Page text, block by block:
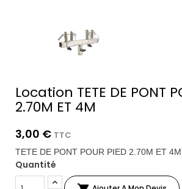
Location TETE DE PONT
2.70M ET 4M
3,00 € TTC
TETE DE PONT POUR PIED 2.70M ET
Quantité